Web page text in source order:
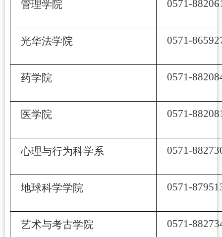
管理学院 0571-
光华法学院 0571-
药学院 0571-
医学院 0571-
心理与行为科学系 0571-
地球科学学院 0571-
艺术与考古学院 0571-